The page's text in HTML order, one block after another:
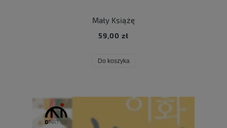
Mały Książę
59,00 zł
Do koszyka